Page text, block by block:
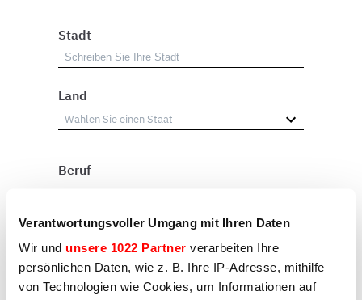
Verantwortungsvoller Umgang mit Ihren Daten
Wir und unsere 1022 Partner verarbeiten Ihre
persönlichen Daten, wie z. B. Ihre IP-Adresse, mithilfe
von Technologien wie Cookies, um Informationen auf
Stadt
Land
Beruf
Benutzer
Sonstiges